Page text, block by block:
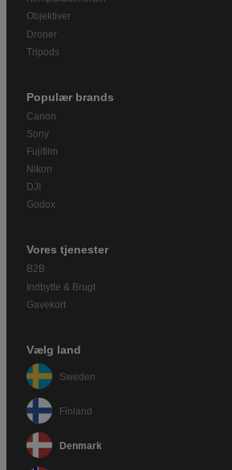
Objektiver
Droner
Tripods
Populær brands
Canon
Sony
Fujifilm
Nikon
DJI
Godox
Vores tjenester
B2B
Indbytte & Brugt
Gavekort
Vælg land
Sweden
Finland
Denmark